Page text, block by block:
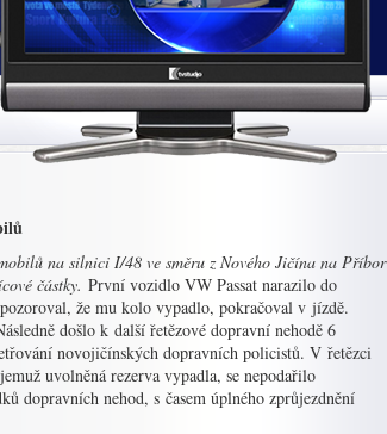
na silnici I/48 ve směru z Nového Jičína na Příbor
částky. První vozidlo VW Passat narazilo do
že mu kolo vypadlo, pokračoval v jízdě.
došlo k další řetězové dopravní nehodě 6
novojičínských dopravních policistů. V řetězci
uvolněná rezerva vypadla, se nepodařilo
dopravních nehod, s časem úplného zprůjezdnění